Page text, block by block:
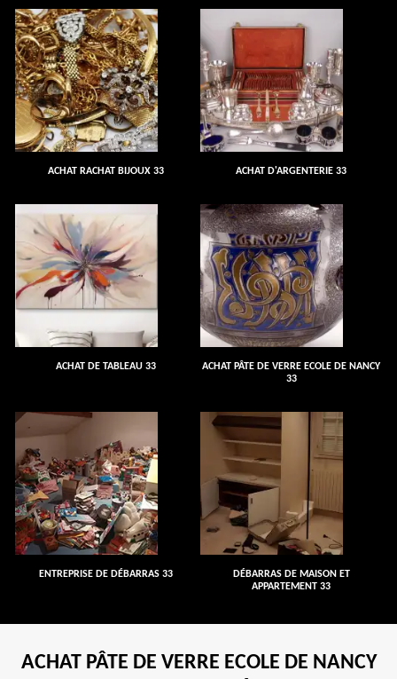
ACHAT RACHAT BIJOUX 33 ACHAT D'ARGENTERIE 33
ACHAT DE TABLEAU 33
ACHAT PÂTE DE VERRE ECOLE DE NANCY
33
ENTREPRISE DE DÉBARRAS 33
DÉBARRAS DE MAISON ET
APPARTEMENT 33
ACHAT PÂTE DE VERRE ECOLE DE NANCY